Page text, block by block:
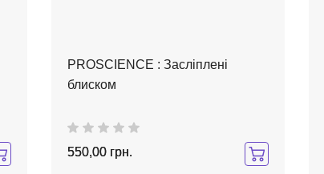
PROSCIENCE : Засліплені
блиском
550,00 грн.